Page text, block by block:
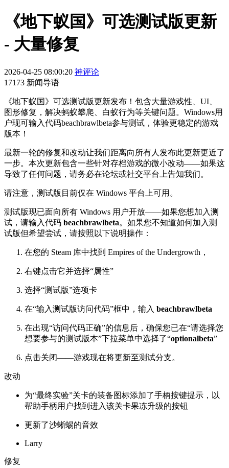
《地下蚁国》可选测试版更新
- 大量修复
2026-04-25 08:00:20 神评论
17173 新闻导语
《地下蚁国》可选测试版更新发布！包含大量游戏性、UI、
图形修复，解决蚂蚁攀爬、白蚁行为等关键问题。Windows用
户现可输入代码beachbrawlbeta参与测试，体验更稳定的游戏
版本！
最新一轮的修复和改动让我们距离向所有人发布此更新更近了
一步。本次更新包含一些针对存档游戏的微小改动——如果这
导致了任何问题，请务必在论坛或社交平台上告知我们。
请注意，测试版目前仅在 Windows 平台上可用。
测试版现已面向所有 Windows 用户开放——如果您想加入测
试，请输入代码 beachbrawlbeta。如果您不知道如何加入测
试版但希望尝试，请按照以下说明操作：
在您的 Steam 库中找到 Empires of the Undergrowth，
右键点击它并选择“属性”
选择“测试版”选项卡
在“输入测试版访问代码”框中，输入 beachbrawlbeta
在出现“访问代码正确”的信息后，确保您已在“请选择您
想要参与的测试版本”下拉菜单中选择了“optionalbeta”
点击关闭——游戏现在将更新至测试分支。
改动
为“最终实验”关卡的装备图标添加了手柄按键提示，以
帮助手柄用户找到进入该关卡果冻升级的按钮
更新了沙蜥蜴的音效
Larry
修复